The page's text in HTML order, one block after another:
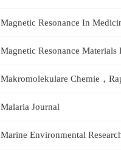
Magnetic Resonance In
Magnetic Resonance
Makromolekulare Chemie，
Malaria Journal
Marine Environmental